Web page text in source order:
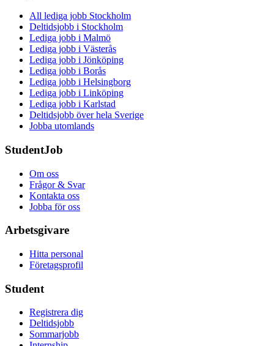
All lediga jobb Stockholm
Deltidsjobb i Stockholm
Lediga jobb i Malmö
Lediga jobb i Västerås
Lediga jobb i Jönköping
Lediga jobb i Borås
Lediga jobb i Helsingborg
Lediga jobb i Linköping
Lediga jobb i Karlstad
Deltidsjobb över hela Sverige
Jobba utomlands
StudentJob
Om oss
Frågor & Svar
Kontakta oss
Jobba för oss
Arbetsgivare
Hitta personal
Företagsprofil
Student
Registrera dig
Deltidsjobb
Sommarjobb